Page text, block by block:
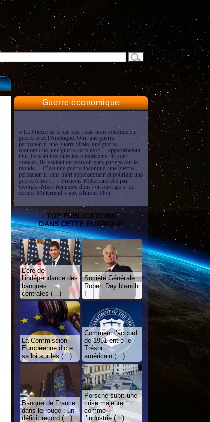
Guerre économique
« La France ne le sait pas, mais nous sommes en
guerre avec l’Amérique. Oui, une guerre
permanente, une guerre vitale, une guerre
économique, une guerre sans mort… apparemment.
Oui, ils sont très durs les Américains, ils sont
voraces, ils veulent un pouvoir sans partage sur le
monde… C’est une guerre inconnue, une guerre
permanente, sans mort apparemment et pourtant une
guerre à mort ! » François Mitterrand cité par
Georges-Marc Benamou dans son ouvrage « Le
dernier Mitterrand » aux éditions Plon.
TOP PUBLICATIONS
DANS CETTE RUBRIQUE
L’ère de
l’indépendance des
banques
centrales (…)
Société Générale :
Robert Day blanchi
!
La Commission
Européenne dicte
sa loi sur les (…)
Comment l’accord
de 1951 entre le
Trésor
américain (…)
Banque de France
dans le rouge : un
déficit record (…)
Porsche subit une
crise majeure
comme
l’industrie (…)